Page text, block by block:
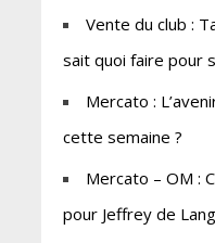
Vente du club :
sait quoi faire pour
Mercato :
cette semaine ?
Mercato – OM :
pour Jeffrey de